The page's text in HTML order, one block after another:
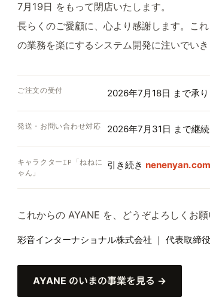
7月19日 をもって閉店いたします。
長らくのご愛顧に、心より感謝します。こ
の業務を楽にするシステム開発に注いでいき
ご注文の受付 2026年7月18日 まで承り
発送・お問い合わせ対応 2026年7月31日 まで継続
キャラクターIP「ねねに
ゃん」
引き続き nenenyan.com
これからの AYANE を、どうぞよろしくお願
彩音インターナショナル株式会社 ｜ 代表取締
AYANE のいまの事業を見る →